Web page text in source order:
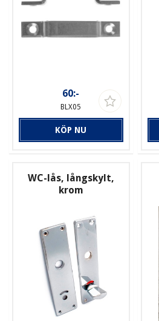
60:-
BLX05
KÖP NU
WC-lås, långskylt,
krom